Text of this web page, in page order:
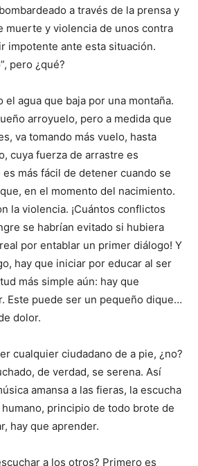
a través de la prensa y
muerte y violencia de unos contra
impotente ante esta situación.
pero ¿qué?
el agua que baja por una montaña.
arroyuelo, pero a medida que
va tomando más vuelo, hasta
cuya fuerza de arrastre es
más fácil de detener cuando se
en el momento del nacimiento.
la violencia. ¡Cuántos conflictos
se habrían evitado si hubiera
por entablar un primer diálogo! Y
hay que iniciar por educar al ser
más simple aún: hay que
Este puede ser un pequeño dique…
dolor.
cualquier ciudadano de a pie, ¿no?
de verdad, se serena. Así
amansa a las fieras, la escucha
principio de todo brote de
hay que aprender.
a los otros? Primero es